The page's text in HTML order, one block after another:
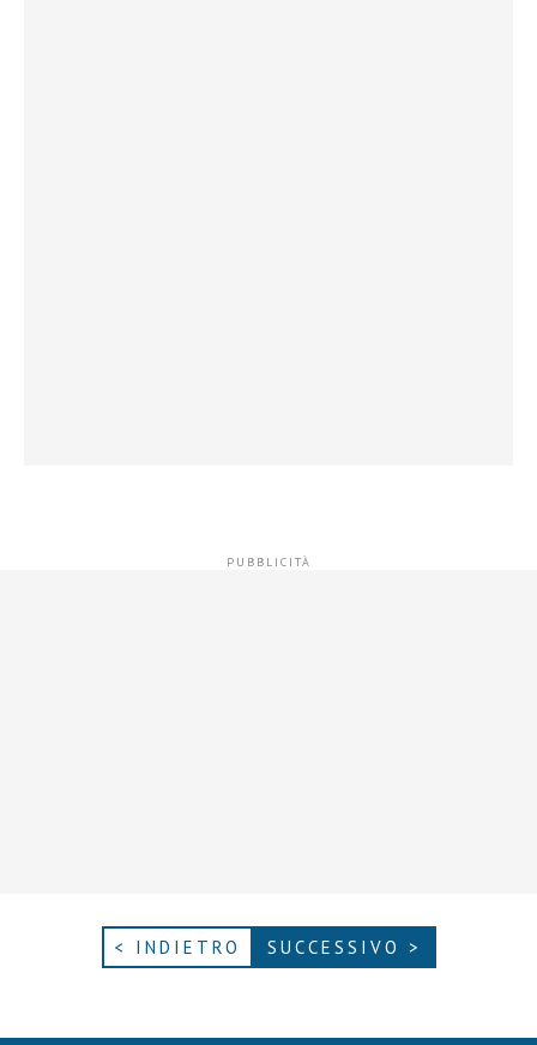
< INDIETRO SUCCESSIVO >